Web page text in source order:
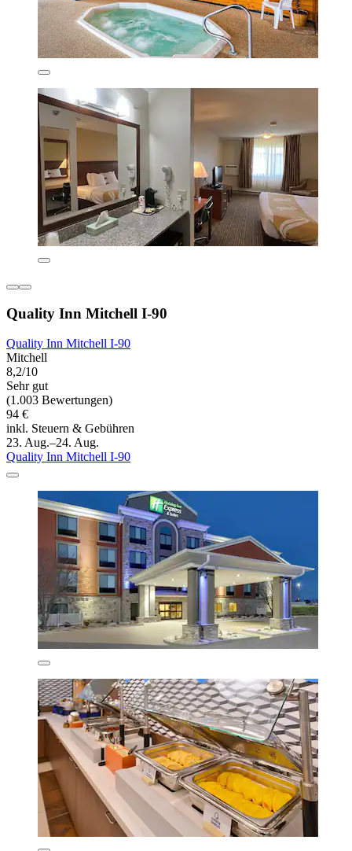
Quality Inn Mitchell I-90
Quality Inn Mitchell I-90
Mitchell
8,2/10
Sehr gut
(1.003 Bewertungen)
94 €
inkl. Steuern & Gebühren
23. Aug.–24. Aug.
Quality Inn Mitchell I-90